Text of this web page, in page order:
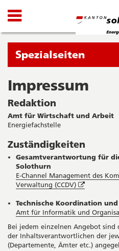
Kanton
Solothurn
Wichtige
Seiten
Startseite
Hauptnavigation
Inhalt
Suche
Navigation
und
Suche
Navigation
Sie
befinden
sich
gerade
in:
Spezialseiten
Impressum
Redaktion
Amt für Wirtschaft und Arbeit
Energiefachstelle
Zuständigkeiten
Gesamtverantwortung für
Solothurn
E-Channel Management des
Verwaltung (CCDV)
Öffnet
neuem
Fenster
Technische Koordination
Amt für Informatik und
Bei jedem einzelnen Angebot sind
der Inhaltsverantwortlichen der
(Departemente, Ämter etc.)